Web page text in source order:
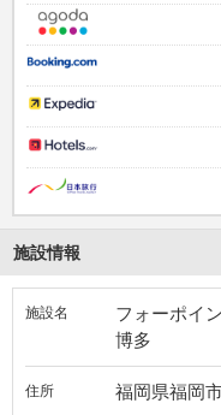
施設情報
施設名
フォーポイ
博多
住所 福岡県福岡